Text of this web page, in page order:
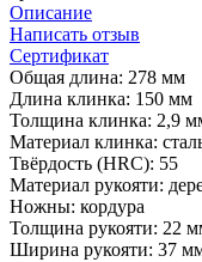
Описание
Написать отзыв
Сертификат
Общая длина: 278 мм
Длина клинка: 150 мм
Толщина клинка: 2,9
Материал клинка:
Твёрдость (HRC): 55
Материал рукояти:
Ножны: кордура
Толщина рукояти: 22
Ширина рукояти: 37